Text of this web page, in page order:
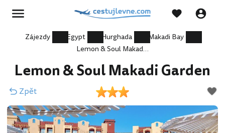
Zájezdy Egypt Hurghada
Makadi Bay
Lemon & Soul Makadi Garden
Lemon & Soul Makadi Garden
Zpět